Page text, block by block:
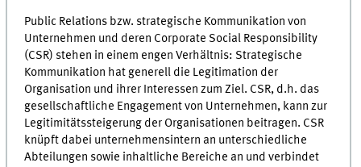
Public Relations bzw. strategische Kommunikation von
Unternehmen und deren Corporate Social Responsibility
(CSR) stehen in einem engen Verhältnis: Strategische
Kommunikation hat generell die Legitimation der
Organisation und ihrer Interessen zum Ziel. CSR, d.h. das
gesellschaftliche Engagement von Unternehmen, kann zur
Legitimitätssteigerung der Organisationen beitragen. CSR
knüpft dabei unternehmensintern an unterschiedliche
Abteilungen sowie inhaltliche Bereiche an und verbindet